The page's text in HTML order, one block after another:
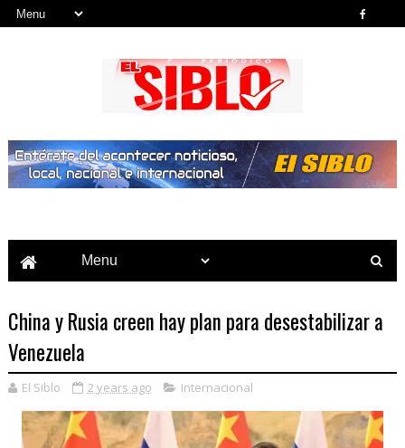
China y Rusia creen hay plan para desestabilizar a
Venezuela
El Siblo 2 years ago Internacional